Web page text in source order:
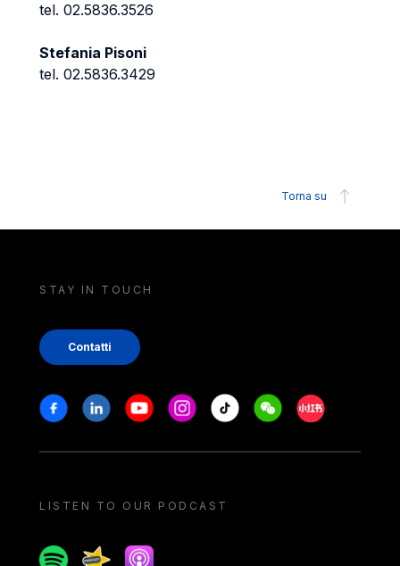
tel. 02.5836.3526
Stefania Pisoni
tel. 02.5836.3429
Torna su
STAY IN TOUCH
Contatti
Stay in touch
FacebookLinkedinYoutubeInstagram
Tiktok WeechatXiaohongshu/
LISTEN TO OUR PODCAST
SpotifySpreakerApple podcast